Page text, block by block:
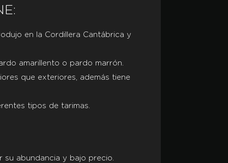
en la Cordillera Cantábrica y
amarillento o pardo marrón.
que exteriores, además tiene
tipos de tarimas.
su abundancia y bajo precio.